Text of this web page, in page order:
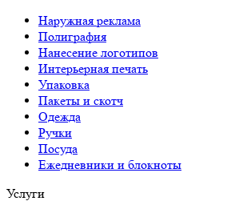
Наружная реклама
Полиграфия
Нанесение логотипов
Интерьерная печать
Упаковка
Пакеты и скотч
Одежда
Ручки
Посуда
Ежедневники и блокноты
Услуги